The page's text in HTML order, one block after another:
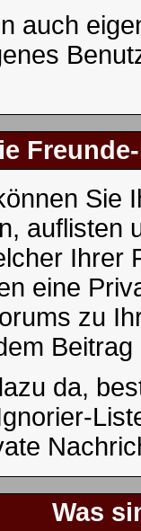
auch
Sie
auflisten
Ihrer
eine
zu
da,
Was